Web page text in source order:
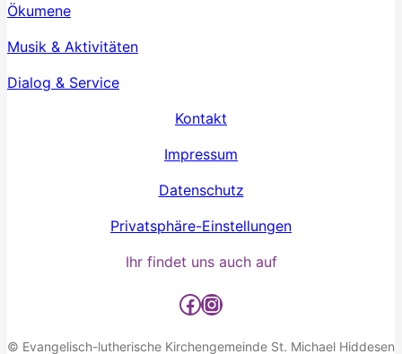
Ökumene
Musik & Aktivitäten
Dialog & Service
Kontakt
Impressum
Datenschutz
Privatsphäre-Einstellungen
Ihr findet uns auch auf
Facebook
Instagram
© Evangelisch-lutherische Kirchengemeinde St. Michael Hiddesen